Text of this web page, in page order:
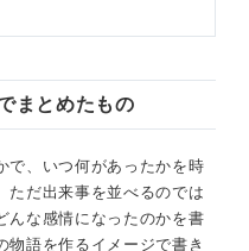
まとめたもの
で、いつ何があったかを時
ただ出来事を並べるのでは
んな感情になったのかを書
物語を作るイメージで書き